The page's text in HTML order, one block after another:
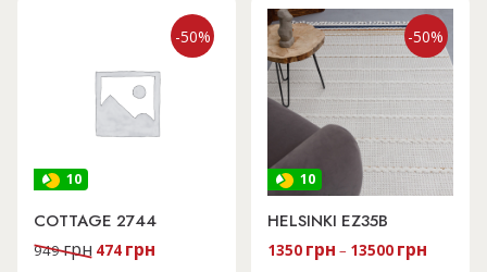
10
-50%
COTTAGE 2744
949грн Оригінальна
ціна:
474 грн
10
-50%
HELSINKI EZ35B
1350 грн – 13500 грн